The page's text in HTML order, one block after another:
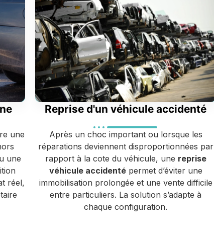
une
une
réel,
Reprise d'un véhicule accidenté
Après un choc important ou lorsque les
réparations deviennent disproportionnées par
rapport à la cote du véhicule, une reprise
véhicule accidentépermet d’éviter une
immobilisation prolongée et une vente difficile
entre particuliers. La solution s’adapte à
chaque configuration.